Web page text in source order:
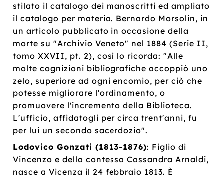
stilato il catalogo dei manoscritti ed ampliato
il catalogo per materia. Bernardo Morsolin, in
un articolo pubblicato in occasione della
morte su "Archivio Veneto" nel 1884 (Serie II,
tomo XXVII, pt. 2), così lo ricorda: "Alle
molte cognizioni bibliografiche accoppiò uno
zelo, superiore ad ogni encomio, per ciò che
potesse migliorare l'ordinamento, o
promuovere l'incremento della Biblioteca.
L'ufficio, affidatogli per circa trent'anni, fu
per lui un secondo sacerdozio".
Lodovico Gonzati (1813-1876): Figlio di
Vincenzo e della contessa Cassandra Arnaldi,
nasce a Vicenza il 24 febbraio 1813. È